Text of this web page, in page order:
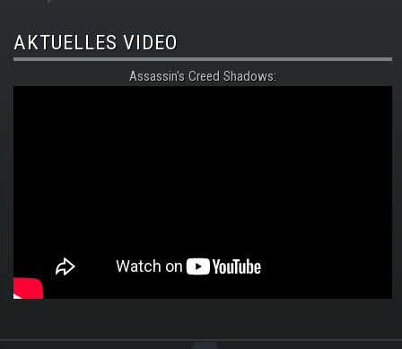
AKTUELLES VIDEO
Assassin's Creed Shadows:
.